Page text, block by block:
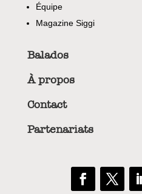
Équipe
Magazine Siggi
Balados
À propos
Contact
Partenariats